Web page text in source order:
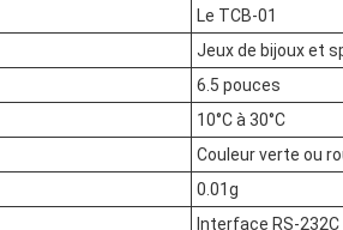
Le TCB-01
Jeux de bijoux et
6.5 pouces
10°C à 30°C
Couleur verte ou
0.01g
Interface RS-232C